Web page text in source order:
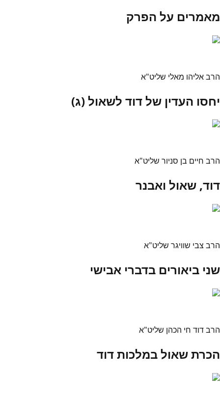
מאמרים על הפרק
הרב אליהו מאלי שליט"א
יחסו העדין של דוד לשאול (ג)
הרב חיים בן סניור שליט"א
דוד, שאול ואבנר
הרב צבי שוויגר שליט"א
שני ביאורים בדברי אבישי
הרב דוד חי הכהן שליט"א
הכרת שאול במלכות דוד